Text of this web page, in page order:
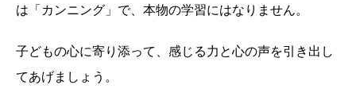
は「カンニング」で、本物の学習にはなりません。
子どもの心に寄り添って、感じる力と心の声を引き出し
てあげましょう。